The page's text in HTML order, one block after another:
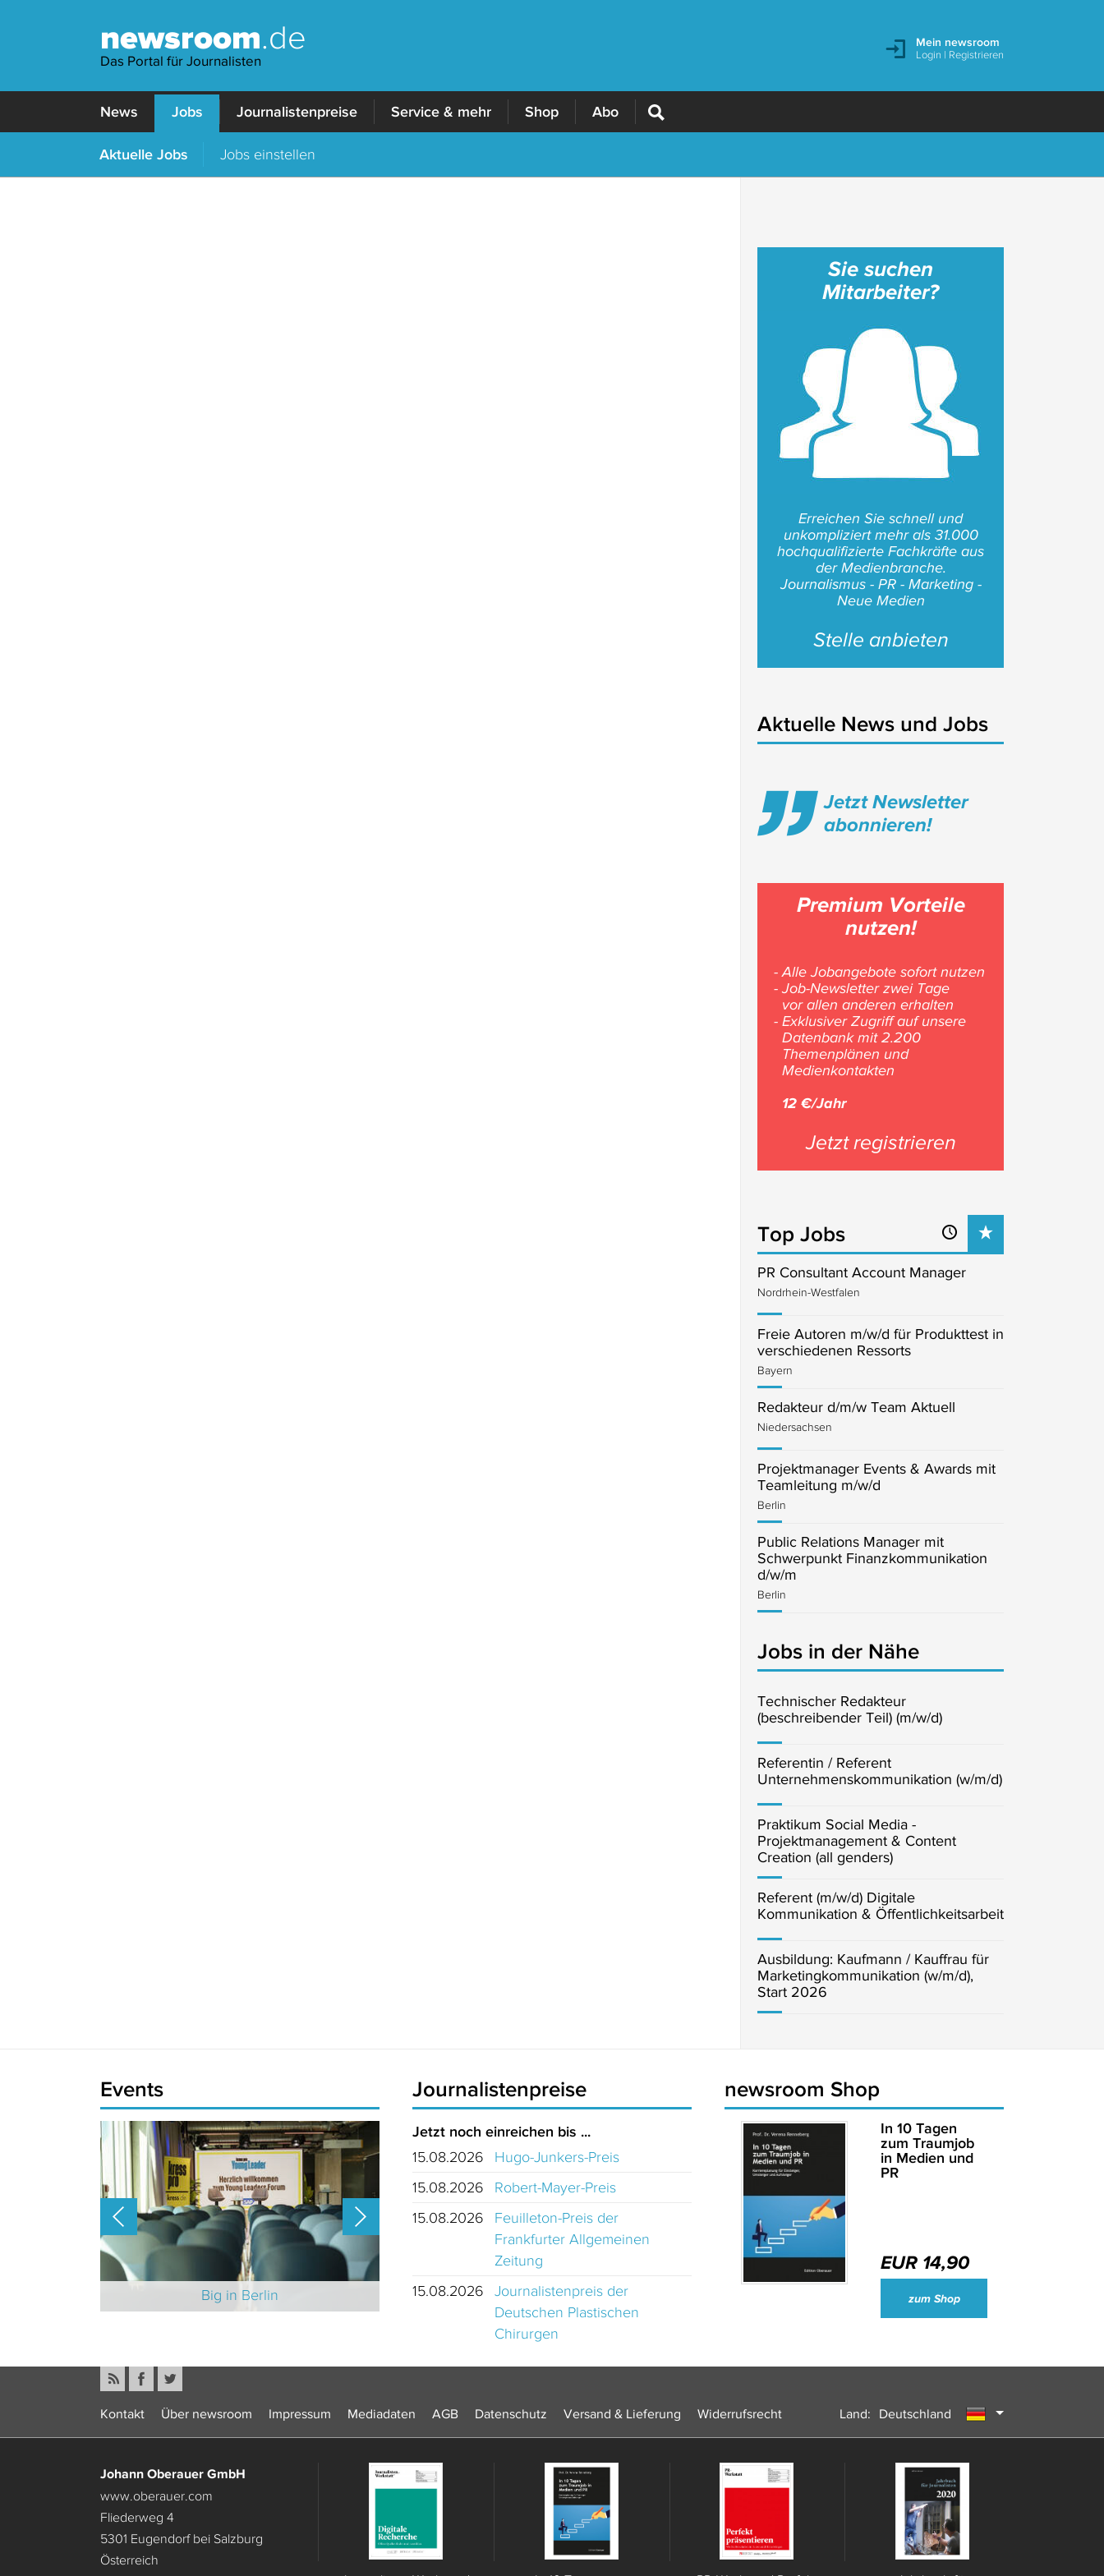
newsroom.de
Das Portal für Journalisten
Mein newsroom
Login | Registrieren
News Jobs Journalistenpreise Service & mehr Shop Abo
Aktuelle Jobs Jobs einstellen
Sie suchen
Mitarbeiter?
Erreichen Sie schnell und
unkompliziert mehr als 31.000
hochqualifizierte Fachkräfte aus
der Medienbranche.
Journalismus - PR - Marketing -
Neue Medien
Stelle anbieten
Aktuelle News und Jobs
Jetzt Newsletter
abonnieren!
Premium Vorteile
nutzen!
- Alle Jobangebote sofort nutzen
- Job-Newsletter zwei Tage
vor allen anderen erhalten
- Exklusiver Zugriff auf unsere
Datenbank mit 2.200
Themenplänen und
Medienkontakten
12 €/Jahr
Jetzt registrieren
Top Jobs
PR Consultant Account Manager
Nordrhein-Westfalen
Freie Autoren m/w/d für Produkttest in
verschiedenen Ressorts
Bayern
Redakteur d/m/w Team Aktuell
Niedersachsen
Projektmanager Events & Awards mit
Teamleitung m/w/d
Berlin
Public Relations Manager mit
Schwerpunkt Finanzkommunikation
d/w/m
Berlin
Jobs in der Nähe
Technischer Redakteur
(beschreibender Teil) (m/w/d)
Referentin / Referent
Unternehmenskommunikation (w/m/d)
Praktikum Social Media -
Projektmanagement & Content
Creation (all genders)
Referent (m/w/d) Digitale
Kommunikation & Öffentlichkeitsarbeit
Ausbildung: Kaufmann / Kauffrau für
Marketingkommunikation (w/m/d),
Start 2026
Events
Big in Berlin Wirtschaftsjournalisten und Unternehmenssprecher des Jahres 2024
Journalistenpreise
Jetzt noch einreichen bis ...
15.08.2026
Hugo-Junkers-Preis
15.08.2026
Robert-Mayer-Preis
15.08.2026
Feuilleton-Preis der
Frankfurter Allgemeinen
Zeitung
15.08.2026
Journalistenpreis der
Deutschen Plastischen
Chirurgen
newsroom Shop
In 10 Tagen
zum Traumjob
in Medien und
PR
EUR 14,90
zum Shop
Kontakt Über newsroom Impressum Mediadaten AGB Datenschutz Versand & Lieferung Widerrufsrecht Land:
Deutschland
Johann Oberauer GmbH
www.oberauer.com
Fliederweg 4
5301 Eugendorf bei Salzburg
Österreich